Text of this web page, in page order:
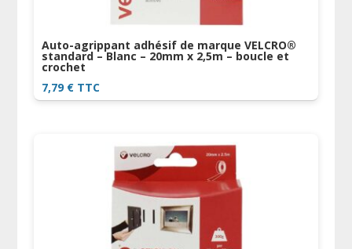
Auto-agrippant adhésif de marque VELCRO®
standard – Blanc – 20mm x 2,5m – boucle et
crochet
7,79 € TTC